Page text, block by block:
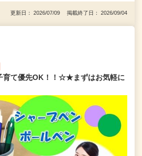
更新日： 2026/07/09 掲載終了日： 2026/09/04
て優先OK！！☆★まずはお気軽に